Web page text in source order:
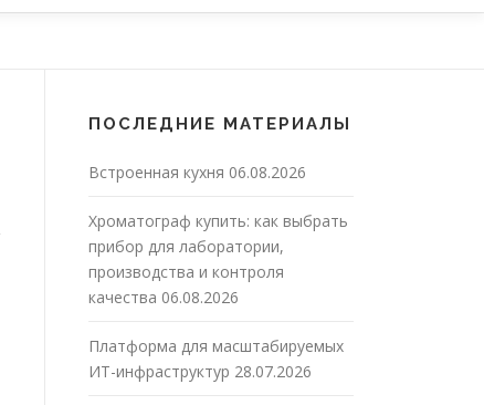
ПОСЛЕДНИЕ МАТЕРИАЛЫ
Встроенная кухня 06.08.2026
Хроматограф купить: как выбрать
прибор для лаборатории,
производства и контроля
качества 06.08.2026
Платформа для масштабируемых
ИТ-инфраструктур 28.07.2026